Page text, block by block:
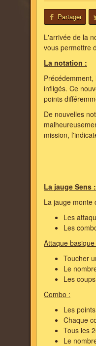
Partager
L'arrivée de la
vous permettre
La notation :
infligés. Ce
points
De nouvelles
mission,
La jauge Sens :
La jauge monte
Les
Les
Attaque basique
Toucher
Le
Les
Combo :
Les
Chaque
Tous les
Le